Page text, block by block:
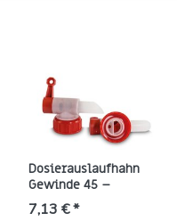
Dosierauslaufhahn
Gewinde 45 –
rot/natur, HDPE
7,13 € *